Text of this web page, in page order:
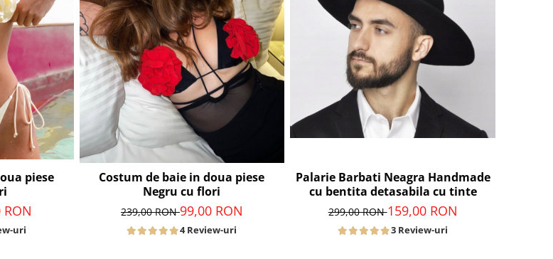
piese
uri
Costum de baie in doua piese
Negru cu flori
239,00 RON99,00 RON
4 Review-uri
Palarie Barbati Neagra Handmade
cu bentita detasabila cu tinte
299,00 RON159,00 RON
3 Review-uri